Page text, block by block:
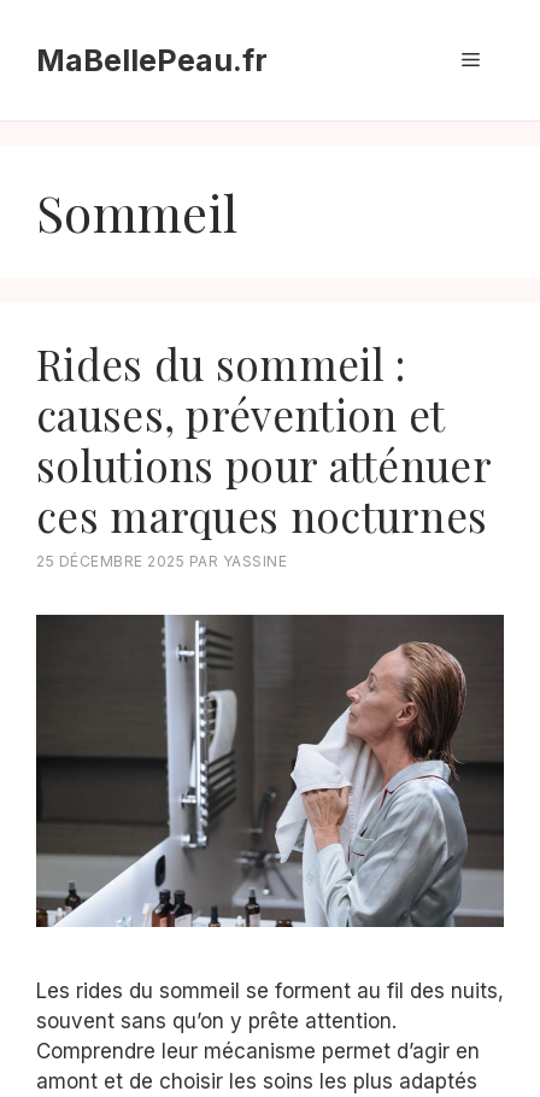
contenuMaBellePeau.fr Menu
Sommeil
Rides du sommeil :
causes, prévention et
solutions pour atténuer
ces marques nocturnes
25 DÉCEMBRE 2025 PAR YASSINE
Les rides du sommeil se forment au fil des nuits,
souvent sans qu’on y prête attention.
Comprendre leur mécanisme permet d’agir en
amont et de choisir les soins les plus adaptés